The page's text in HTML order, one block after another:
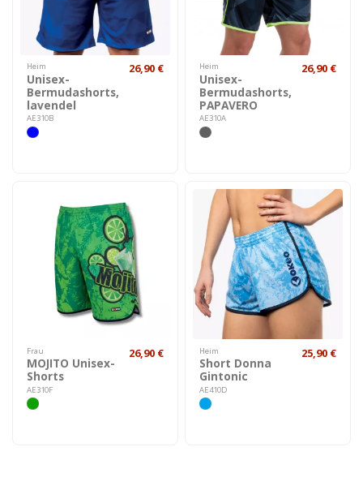
Heim
Unisex-
Bermudashorts,
lavendel
AE310B
26,90 € Heim
Unisex-
Bermudashorts,
PAPAVERO
AE310A
26,90 €
Frau
MOJITO Unisex-
Shorts
AE310F
26,90 € Heim
Short Donna
Gintonic
AE410D
25,90 €